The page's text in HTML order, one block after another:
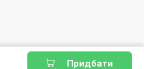
Придбати